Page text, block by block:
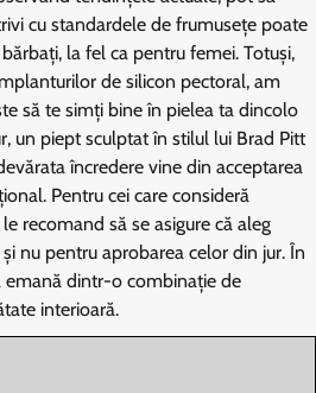
cu standardele de frumusețe poate
la fel ca pentru femei. Totuși,
de silicon pectoral, am
să te simți bine în pielea ta dincolo
un piept sculptat în stilul lui Brad Pitt
încredere vine din acceptarea
Pentru cei care consideră
recomand să se asigure că aleg
nu pentru aprobarea celor din jur. În
emană dintr-o combinație de
interioară.